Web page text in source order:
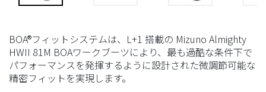
BOA®フィットシステムは、L+1 搭載の Mizuno Almighty
HWII 81M BOAワークブーツにより、最も過酷な条件下で
パフォーマンスを発揮するように設計された微調節可能な
精密フィットを実現します。